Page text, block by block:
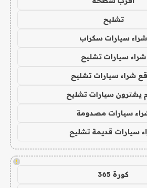
تشليح
شراء سيارات سكراب
شراء سيارات تشليح
شراء سيارات تشليح
يشترون سيارات تشليح
سيارات مصدومة
سيارات قديمة تشليح
!
كورة 365